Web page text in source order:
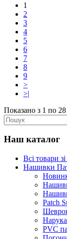
1
2
3
4
5
6
7
8
9
>
>|
Показано з 1 по 28
Наш каталог
Всі товари
Нашивки
Рatch
PVC